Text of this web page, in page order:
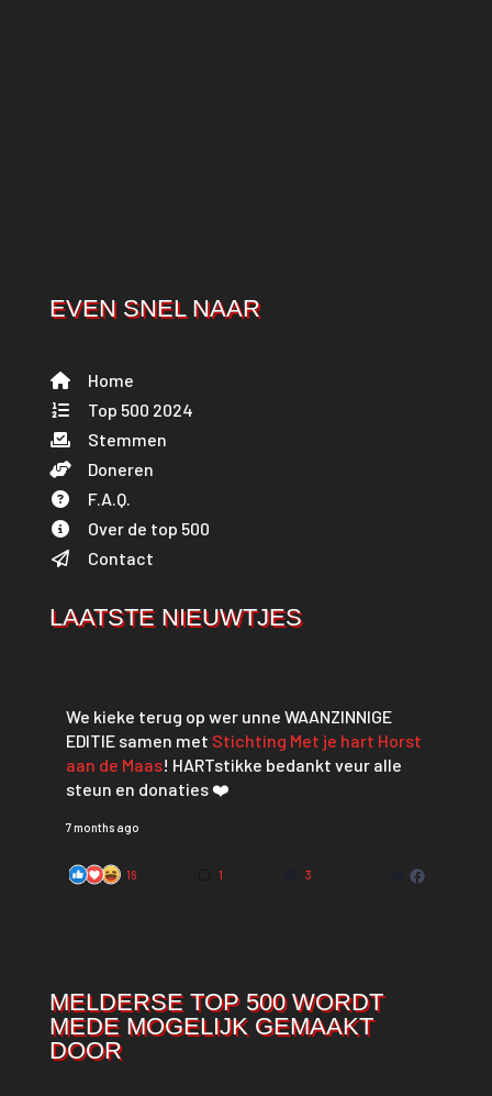
EVEN SNEL NAAR
Home
Top 500 2024
Stemmen
Doneren
F.A.Q.
Over de top 500
Contact
LAATSTE NIEUWTJES
We kieke terug op wer unne WAANZINNIGE
EDITIE samen met Stichting Met je hart Horst
aan de Maas! HARTstikke bedankt veur alle
steun en donaties ❤️
7 months ago
16 1 3
MELDERSE TOP 500 WORDT
MEDE MOGELIJK GEMAAKT
DOOR